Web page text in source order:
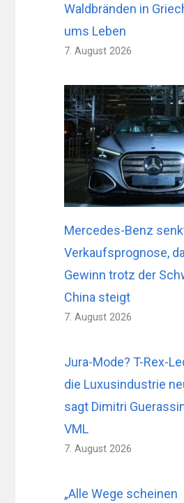
Waldbränden in
ums Leben
7. August 2026
Mercedes-Benz
Verkaufsprognose,
Gewinn trotz der
China steigt
7. August 2026
Jura-Mode? T-Rex-
die Luxusindustrie
sagt Dimitri
VML
7. August 2026
„Alle Wege scheinen